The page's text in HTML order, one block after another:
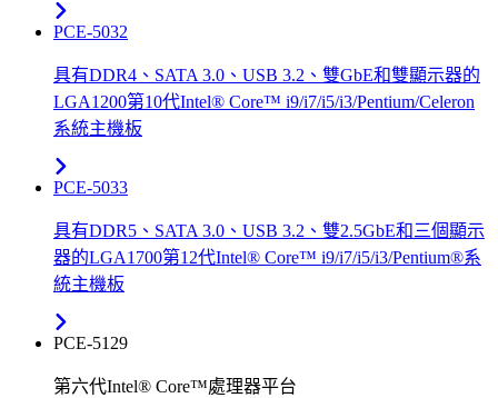
PCE-5032
具有DDR4、SATA 3.0、USB 3.2、雙GbE和雙顯示器的
LGA1200第10代Intel® Core™ i9/i7/i5/i3/Pentium/Celeron
系統主機板
PCE-5033
具有DDR5、SATA 3.0、USB 3.2、雙2.5GbE和三個顯示
器的LGA1700第12代Intel® Core™ i9/i7/i5/i3/Pentium®系
統主機板
PCE-5129
第六代Intel® Core™處理器平台